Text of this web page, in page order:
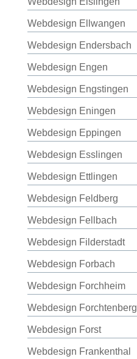
Webdesign Ellwangen
Webdesign Endersbach
Webdesign Engen
Webdesign Engstingen
Webdesign Eningen
Webdesign Eppingen
Webdesign Esslingen
Webdesign Ettlingen
Webdesign Feldberg
Webdesign Fellbach
Webdesign Filderstadt
Webdesign Forbach
Webdesign Forchheim
Webdesign Forchtenberg
Webdesign Forst
Webdesign Frankenthal